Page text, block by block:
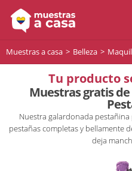
Muestras a casa Belleza
Tu producto
Muestras gratis
Nuestra galardonada
pestañas completas y bellamente
deja